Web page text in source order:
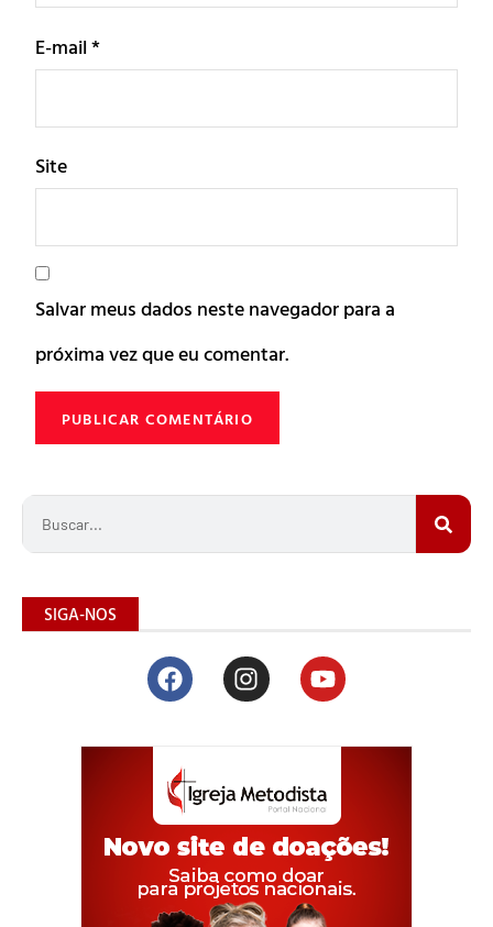
E-mail*
Site
Salvar meus dados neste navegador para a
próxima vez que eu comentar.
SIGA-NOS